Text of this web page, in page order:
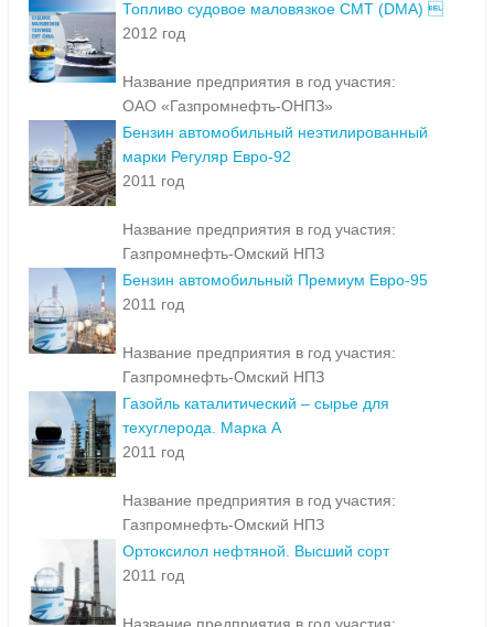
Топливо судовое маловязкое СМТ (DMA) 
2012 год
Название предприятия в год участия:
ОАО «Газпромнефть-ОНПЗ»
Бензин автомобильный неэтилированный
марки Регуляр Евро-92
2011 год
Название предприятия в год участия:
Газпромнефть-Омский НПЗ
Бензин автомобильный Премиум Евро-95
2011 год
Название предприятия в год участия:
Газпромнефть-Омский НПЗ
Газойль каталитический – сырье для
техуглерода. Марка А
2011 год
Название предприятия в год участия:
Газпромнефть-Омский НПЗ
Ортоксилол нефтяной. Высший сорт
2011 год